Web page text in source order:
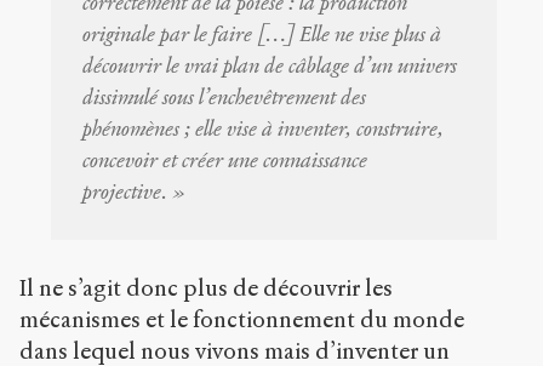
originale par le faire […] Elle ne vise plus à
découvrir le vrai plan de câblage d’un univers
dissimulé sous l’enchevêtrement des
phénomènes ; elle vise à inventer, construire,
concevoir et créer une connaissance
projective. »
Il ne s’agit donc plus de découvrir les
mécanismes et le fonctionnement du monde
dans lequel nous vivons mais d’inventer un